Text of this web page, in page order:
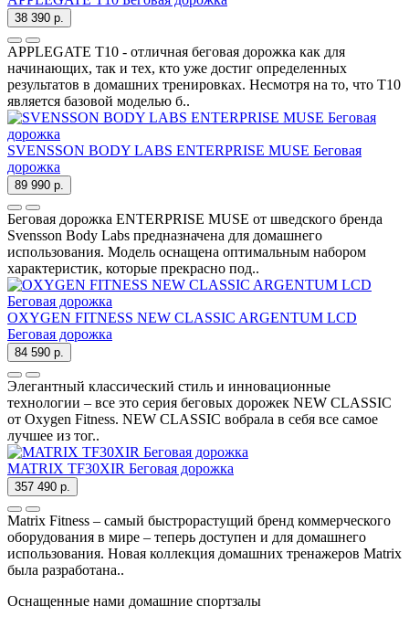
38 390 р.
APPLEGATE T10 - отличная беговая дорожка как для
начинающих, так и тех, кто уже достиг определенных
результатов в домашних тренировках. Несмотря на то, что T10
является базовой моделью б..
SVENSSON BODY LABS ENTERPRISE MUSE Беговая
дорожка
89 990 р.
Беговая дорожка ENTERPRISE MUSE от шведского бренда
Svensson Body Labs предназначена для домашнего
использования. Модель оснащена оптимальным набором
характеристик, которые прекрасно под..
OXYGEN FITNESS NEW CLASSIC ARGENTUM LCD
Беговая дорожка
84 590 р.
Элегантный классический стиль и инновационные
технологии – все это серия беговых дорожек NEW CLASSIC
от Oxygen Fitness. NEW CLASSIC вобрала в себя все самое
лучшее из тог..
MATRIX TF30XIR Беговая дорожка
357 490 р.
Matrix Fitness – самый быстрорастущий бренд коммерческого
оборудования в мире – теперь доступен и для домашнего
использования. Новая коллекция домашних тренажеров Matrix
была разработана..
Оснащенные нами домашние спортзалы